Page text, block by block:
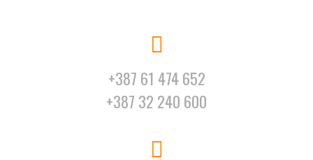
+387 61 474 652
+387 32 240 600